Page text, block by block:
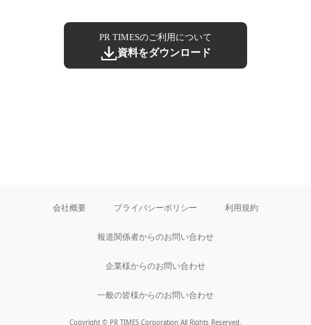
PR TIMESのご利用について
資料をダウンロード
会社概要 プライバシーポリシー 利用規約
報道関係者からのお問い合わせ
企業様からのお問い合わせ
一般の皆様からのお問い合わせ
Copyright © PR TIMES Corporation All Rights Reserved.